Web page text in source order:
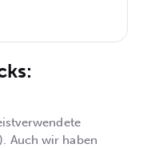
Auch wir haben